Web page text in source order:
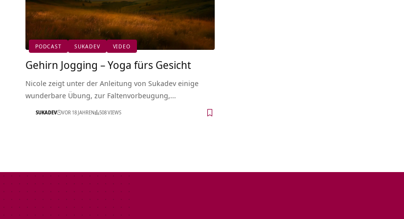
PODCAST SUKADEV VIDEO
Gehirn Jogging – Yoga fürs Gesicht
Nicole zeigt unter der Anleitung von Sukadev einige
wunderbare Übung, zur Faltenvorbeugung,…
SUKADEV VOR 18 JAHREN 508 VIEWS